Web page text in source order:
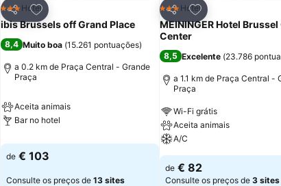
Partilhar
Adicionar aos favoritos
3 Estrelas
Hotel
ibis Brussels off Grand Place
8,4 Muito boa (15.261 pontuações)
a 0.2 km de Praça Central - Grande
Praça
Aceita animais
Bar no hotel
de € 103
Consulte os preços de 13 sites
Partilhar
Adicionar aos
3 Estrelas
Hotel
MEININGER Hotel
Center
8,5 Excelente (23.786
a 1.1 km de Praça Central -
Praça
Wi-Fi grátis
Aceita animais
A/C
de € 82
Consulte os preços de 3 sites